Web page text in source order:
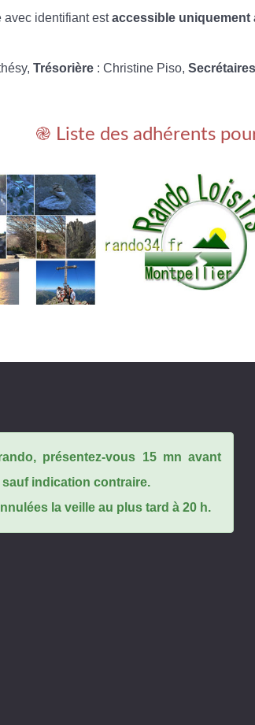
avec identifiant estaccessible
Trésorière : Christine Piso, Secrétaires
֎ Liste des adhérents
présentez-vous 15 mn avant
indication contraire.
la veille au plus tard à 20 h.